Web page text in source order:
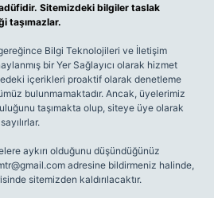
Sitemizdeki bilgiler taslak
taşımazlar.
Bilgi Teknolojileri ve İletişim
bir Yer Sağlayıcı olarak hizmet
içerikleri proaktif olarak denetleme
bulunmamaktadır. Ancak, üyelerimiz
taşımakta olup, siteye üye olarak
aykırı olduğunu düşündüğünüz
adresine bildirmeniz halinde,
sitemizden kaldırılacaktır.